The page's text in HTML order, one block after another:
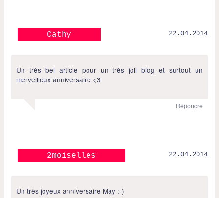
Cathy 22.04.2014
Un très bel article pour un très joli blog et surtout un
merveilleux anniversaire <3
Répondre
2moiselles 22.04.2014
Un très joyeux anniversaire May :-)